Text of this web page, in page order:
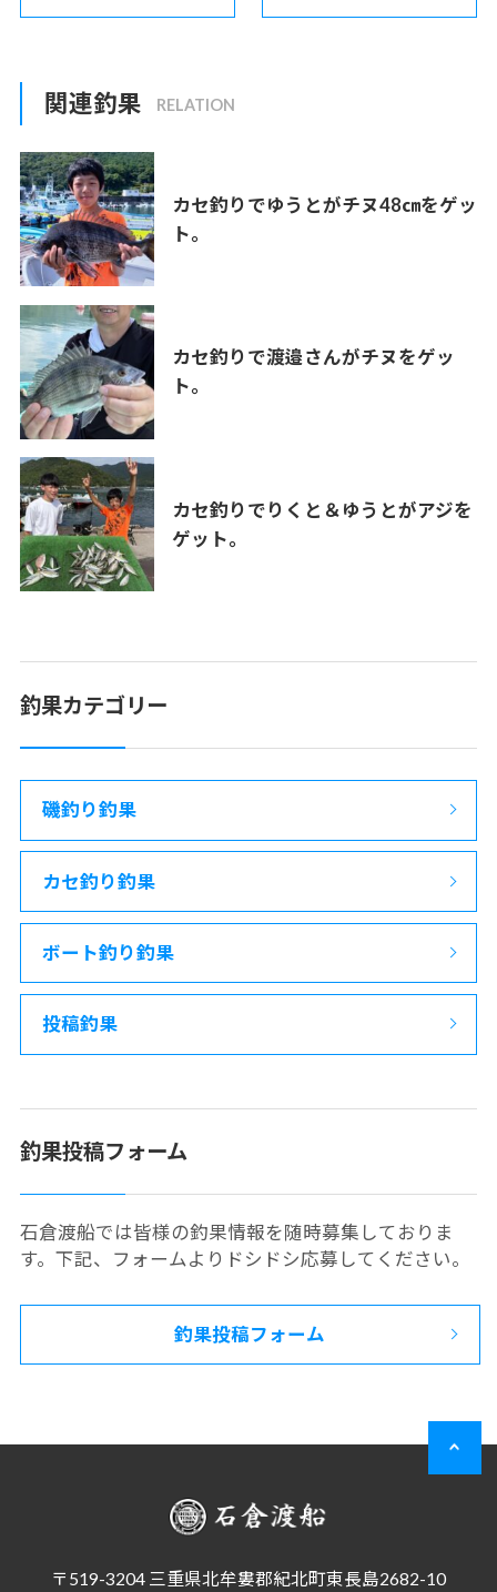
関連釣果
カセ釣りでゆうとがチヌ48㎝をゲッ
ト。
カセ釣りで渡邉さんがチヌをゲッ
ト。
カセ釣りでりくと＆ゆうとがアジを
ゲット。
釣果カテゴリー
磯釣り釣果
カセ釣り釣果
ボート釣り釣果
投稿釣果
釣果投稿フォーム
石倉渡船では皆様の釣果情報を随時募集しておりま
す。下記、フォームよりドシドシ応募してください。
釣果投稿フォーム
〒519-3204 三重県北牟婁郡紀北町東長島2682-10